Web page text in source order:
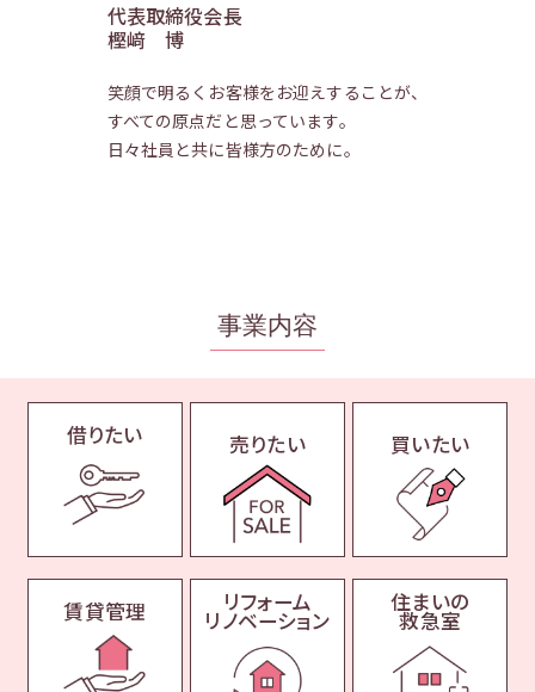
代表取締役会長
樫﨑 博
笑顔で明るくお客様をお迎えすることが、
すべての原点だと思っています。
日々社員と共に皆様方のために。
事業内容
借りたい 売りたい 買いたい
賃貸管理 リフォーム
リノベーション
住まいの
救急室